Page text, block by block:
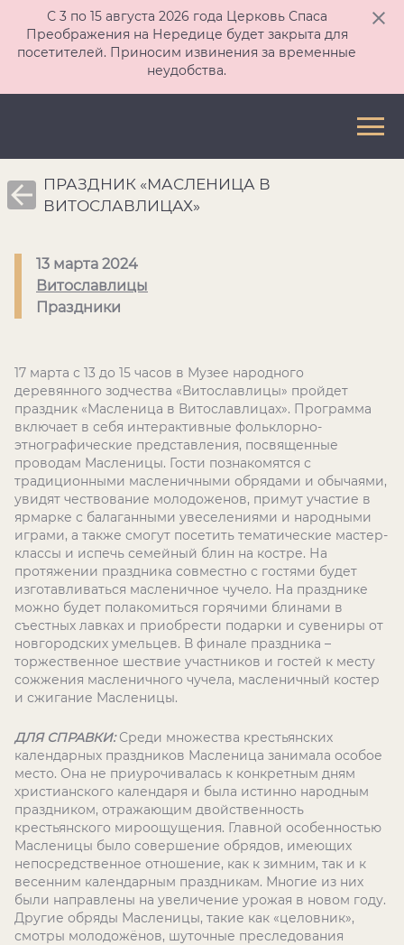
С 3 по 15 августа 2026 года Церковь Спаса
Преображения на Нередице будет закрыта для
посетителей. Приносим извинения за временные
неудобства.
ПРАЗДНИК «МАСЛЕНИЦА В
ВИТОСЛАВЛИЦАХ»
13 марта 2024
Витославлицы
Праздники
17 марта с 13 до 15 часов в Музее народного
деревянного зодчества «Витославлицы» пройдет
праздник «Масленица в Витославлицах». Программа
включает в себя интерактивные фольклорно-
этнографические представления, посвященные
проводам Масленицы. Гости познакомятся с
традиционными масленичными обрядами и обычаями,
увидят чествование молодоженов, примут участие в
ярмарке с балаганными увеселениями и народными
играми, а также смогут посетить тематические мастер-
классы и испечь семейный блин на костре. На
протяжении праздника совместно с гостями будет
изготавливаться масленичное чучело. На празднике
можно будет полакомиться горячими блинами в
съестных лавках и приобрести подарки и сувениры от
новгородских умельцев. В финале праздника –
торжественное шествие участников и гостей к месту
сожжения масленичного чучела, масленичный костер
и сжигание Масленицы.
ДЛЯ СПРАВКИ:Среди множества крестьянских
календарных праздников Масленица занимала особое
место. Она не приурочивалась к конкретным дням
христианского календаря и была истинно народным
праздником, отражающим двойственность
крестьянского мироощущения. Главной особенностью
Масленицы было совершение обрядов, имеющих
непосредственное отношение, как к зимним, так и к
весенним календарным праздникам. Многие из них
были направлены на увеличение урожая в новом году.
Другие обряды Масленицы, такие как «целовник»,
смотры молодожёнов, шуточные преследования